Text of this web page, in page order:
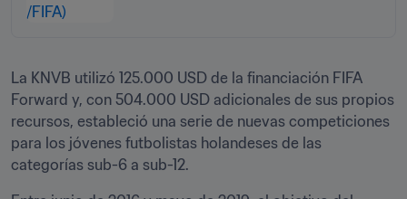
La KNVB utilizó 125.000 USD de la financiación FIFA
Forward y, con 504.000 USD adicionales de sus propios
recursos, estableció una serie de nuevas competiciones
para los jóvenes futbolistas holandeses de las
categorías sub-6 a sub-12.